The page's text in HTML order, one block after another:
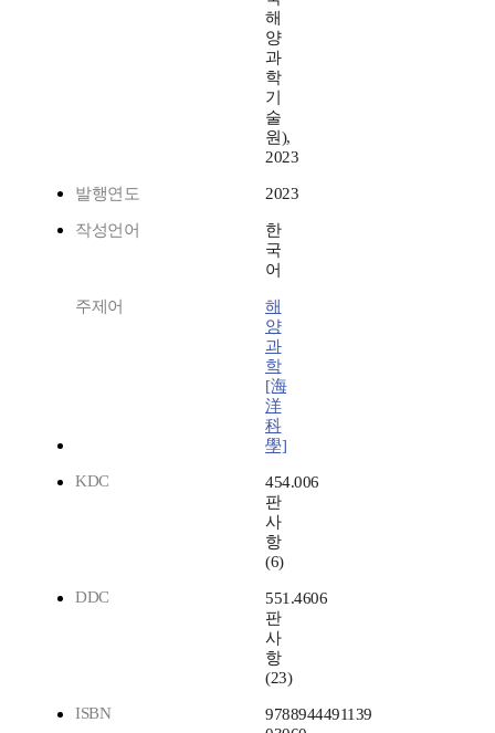
해
양
과
학
기
술
원),
2023
발행연도 2023
작성언어
한
국
어
주제어
해
양
과
학
[海
洋
科
學]
KDC
454.006
판
사
항
(6)
DDC
551.4606
판
사
항
(23)
ISBN
9788944491139